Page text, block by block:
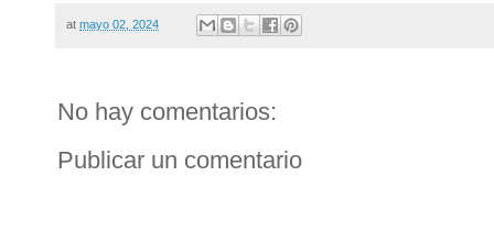
at mayo 02, 2024
No hay comentarios:
Publicar un comentario